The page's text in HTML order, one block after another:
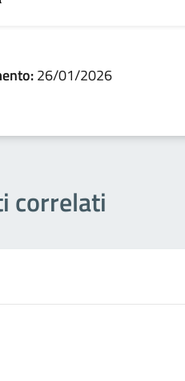
26/01/2026
correlati